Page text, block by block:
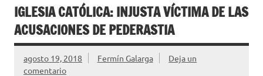
IGLESIA CATÓLICA: INJUSTA VÍCTIMA DE LAS
ACUSACIONES DE PEDERASTIA
agosto 19, 2018 Fermín Galarga
Deja un
comentario